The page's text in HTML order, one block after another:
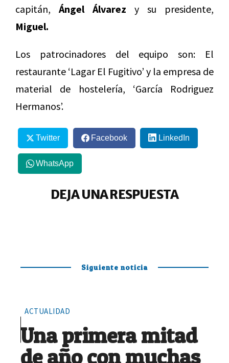
capitán, Ángel Álvarez y su presidente,
Miguel.
Los patrocinadores del equipo son: El
restaurante ‘Lagar El Fugitivo’ y la empresa de
material de hostelería, ‘García Rodriguez
Hermanos’.
Twitter Facebook LinkedIn
WhatsApp
DEJA UNA RESPUESTA
Siguiente noticia
ACTUALIDAD
Una primera mitad
de año con muchas